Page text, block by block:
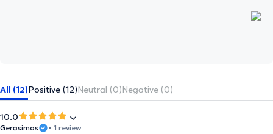
All (12)Positive (12)Neutral (0)Negative (0)
10.0
Gerasimos • 1 review